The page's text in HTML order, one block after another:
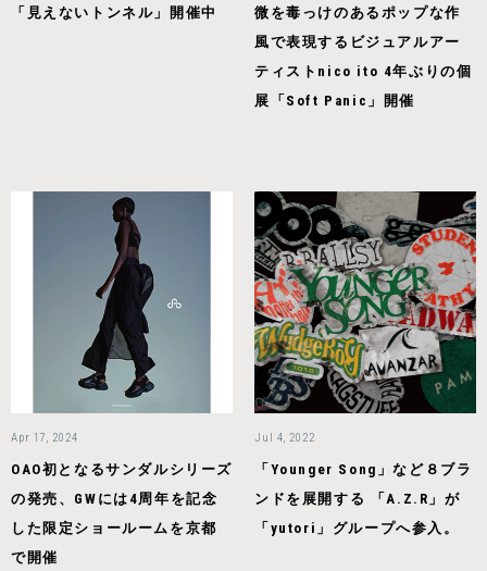
「見えないトンネル」開催中
微を毒っけのあるポップな作
風で表現するビジュアルアー
ティストnico ito 4年ぶりの個
展「Soft Panic」開催
Apr 17, 2024
OAO初となるサンダルシリーズ
の発売、GWには4周年を記念
した限定ショールームを京都
で開催
Jul 4, 2022
「Younger Song」など８ブラ
ンドを展開する 「A.Z.R」が
「yutori」グループへ参入。